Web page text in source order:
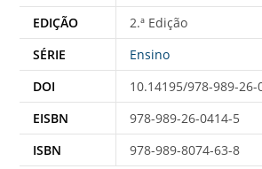
EDIÇÃO
2.ª Edição
SÉRIE
Ensino
DOI
10.14195/978-989-26-
EISBN
978-989-26-0414-5
ISBN
978-989-8074-63-8